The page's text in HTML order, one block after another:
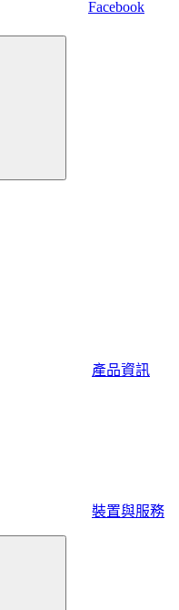
Facebook
產品資訊
裝置與服務